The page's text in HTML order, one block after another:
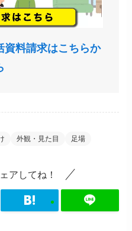
資料請求はこちらか
外観・見た目 足場
アしてね！